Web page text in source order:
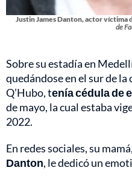
Justin James Danton, actor víctima
de
Sobre su estadía en
quedándose en el sur de
Q’Hubo, tenía cédula de
de mayo, la cual estaba
2022.
En redes sociales, su mamá,
Danton, le dedicó un